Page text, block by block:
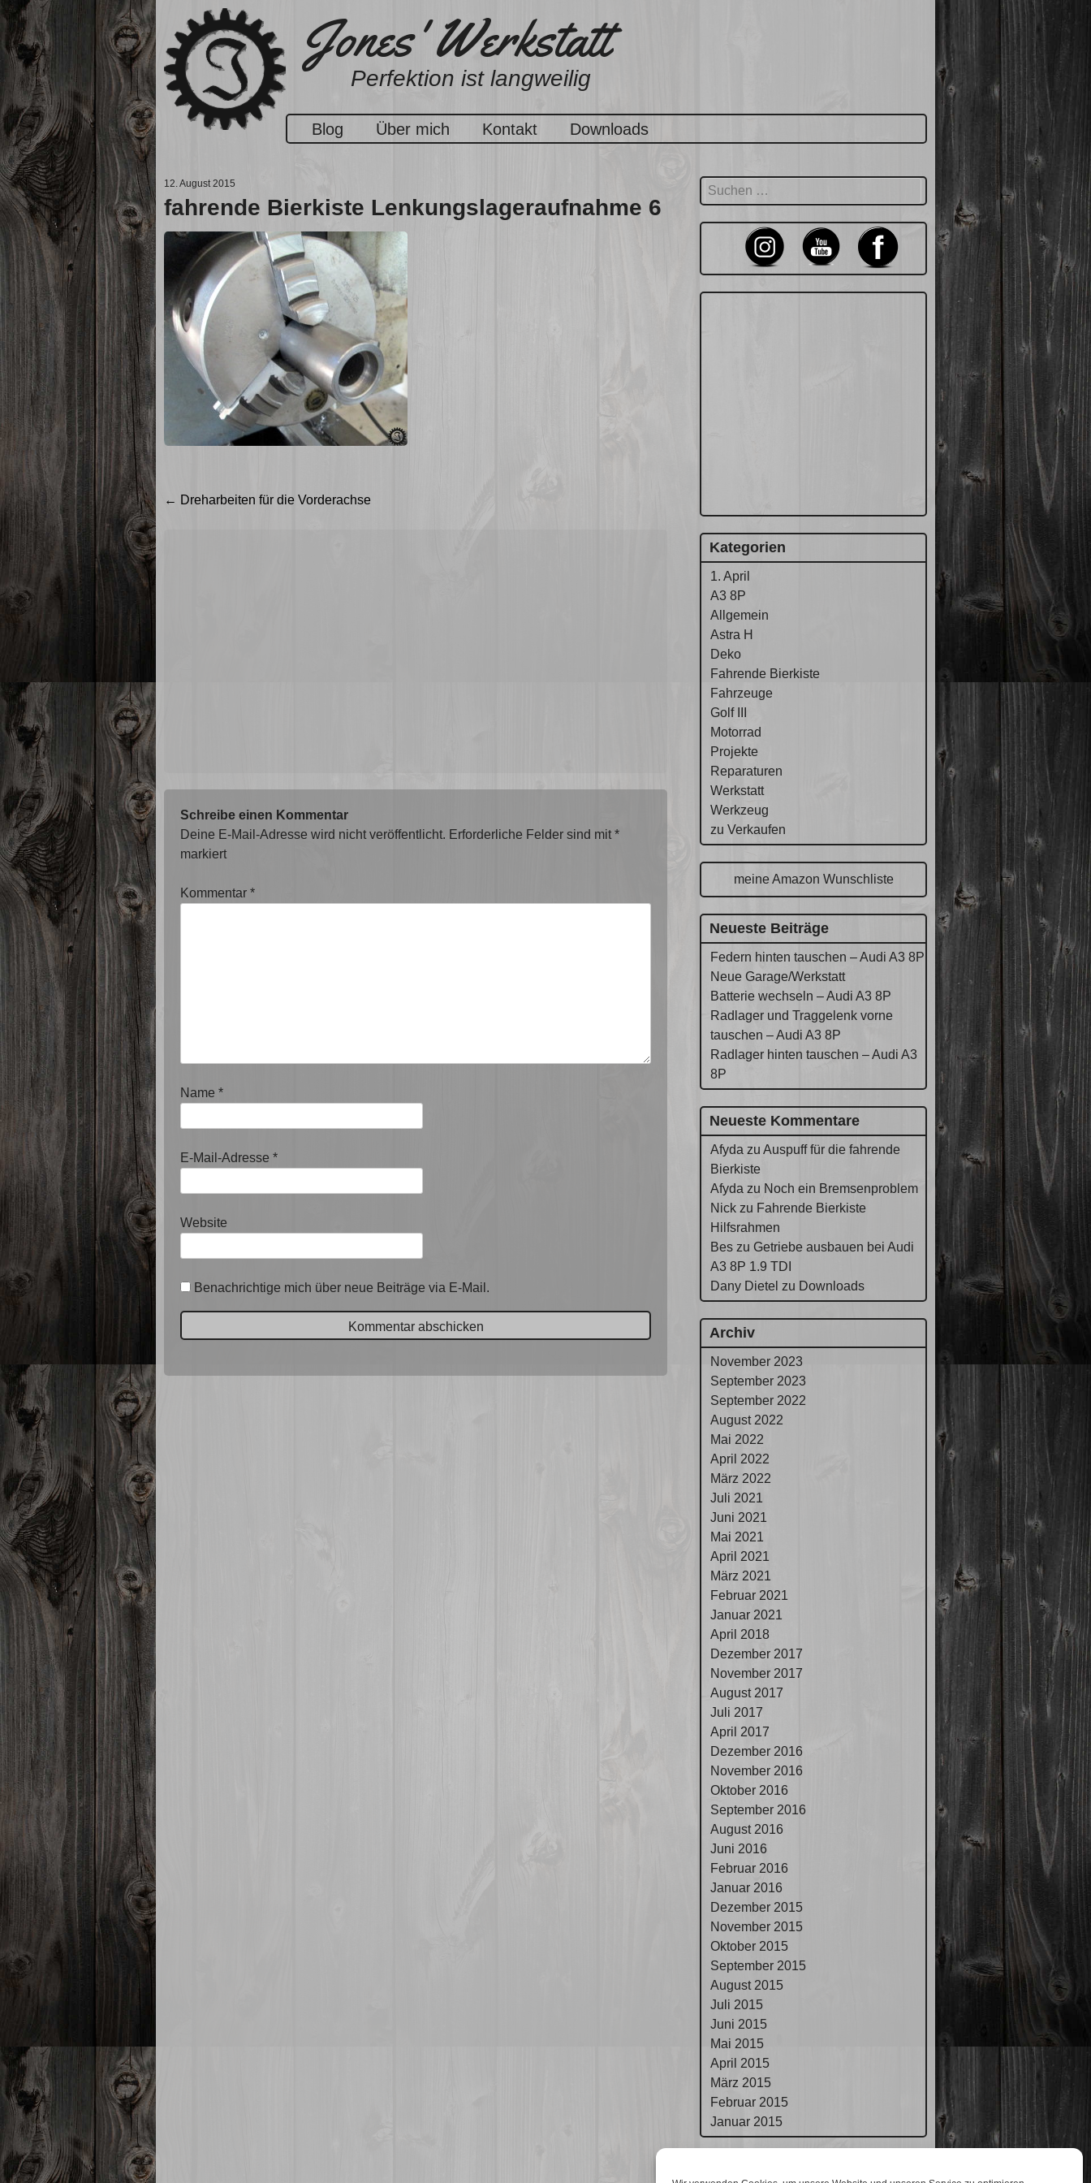
springen
Jones' Werkstatt
Perfektion ist langweilig
Blog Über mich Kontakt Downloads
12. August 2015
fahrende Bierkiste Lenkungslageraufnahme 6
Beitragsnavigation
← Dreharbeiten für die Vorderachse
Schreibe einen Kommentar
Deine E-Mail-Adresse wird nicht veröffentlicht. Erforderliche Felder sind mit*
markiert
Kommentar *
Name *
E-Mail-Adresse *
Website
Benachrichtige mich über neue Beiträge via E-Mail.
Suchen
nach:
Kategorien
1. April
A3 8P
Allgemein
Astra H
Deko
Fahrende Bierkiste
Fahrzeuge
Golf III
Motorrad
Projekte
Reparaturen
Werkstatt
Werkzeug
zu Verkaufen
meine Amazon Wunschliste
Neueste Beiträge
Federn hinten tauschen – Audi A3 8P
Neue Garage/Werkstatt
Batterie wechseln – Audi A3 8P
Radlager und Traggelenk vorne
tauschen – Audi A3 8P
Radlager hinten tauschen – Audi A3
8P
Neueste Kommentare
Afyda zu Auspuff für die fahrende
Bierkiste
Afyda zu Noch ein Bremsenproblem
Nick zu Fahrende Bierkiste
Hilfsrahmen
Bes zu Getriebe ausbauen bei Audi
A3 8P 1.9 TDI
Dany Dietel zu Downloads
Archiv
November 2023
September 2023
September 2022
August 2022
Mai 2022
April 2022
März 2022
Juli 2021
Juni 2021
Mai 2021
April 2021
März 2021
Februar 2021
Januar 2021
April 2018
Dezember 2017
November 2017
August 2017
Juli 2017
April 2017
Dezember 2016
November 2016
Oktober 2016
September 2016
August 2016
Juni 2016
Februar 2016
Januar 2016
Dezember 2015
November 2015
Oktober 2015
September 2015
August 2015
Juli 2015
Juni 2015
Mai 2015
April 2015
März 2015
Februar 2015
Januar 2015